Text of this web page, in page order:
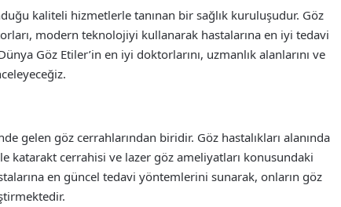
kaliteli hizmetlerle tanınan bir sağlık kuruluşudur. Göz
modern teknolojiyi kullanarak hastalarına en iyi tedavi
Göz Etiler’in en iyi doktorlarını, uzmanlık alanlarını ve
gelen göz cerrahlarından biridir. Göz hastalıkları alanında
katarakt cerrahisi ve lazer göz ameliyatları konusundaki
en güncel tedavi yöntemlerini sunarak, onların göz